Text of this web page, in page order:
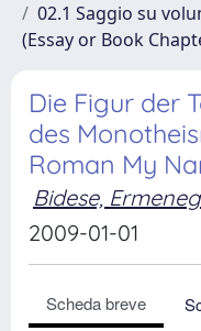
02.1 Saggio su
(Essay or Book
Die Figur der
des
Roman My
Bidese,
2009-01-01
Scheda breve